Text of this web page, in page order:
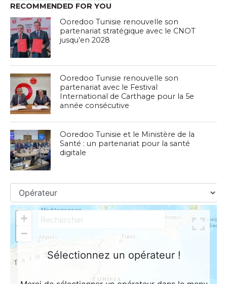
RECOMMENDED FOR YOU
Ooredoo Tunisie renouvelle son
partenariat stratégique avec le CNOT
jusqu’en 2028
Ooredoo Tunisie renouvelle son
partenariat avec le Festival
International de Carthage pour la 5e
année consécutive
Ooredoo Tunisie et le Ministère de la
Santé : un partenariat pour la santé
digitale